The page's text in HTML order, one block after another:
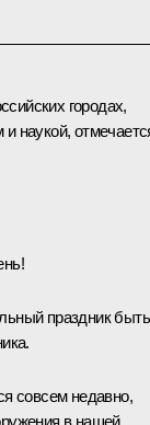
городах,
наукой,
праздник быть
совсем недавно,
в нашей